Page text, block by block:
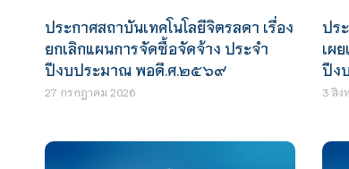
ประกาศสถาบันเทคโนโลยีจิตรลดา เรื่อง
ยกเลิกแผนการจัดซื้อจัดจ้าง ประจำ
ปีงบประมาณ พอดี.ศ.๒๕๖๙
27 กรกฎาคม 2026
ปร
เผ
ปีง
3 สิง